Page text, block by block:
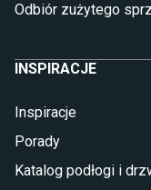
Odbiór zużytego
INSPIRACJE
Inspiracje
Porady
Katalog podłogi i